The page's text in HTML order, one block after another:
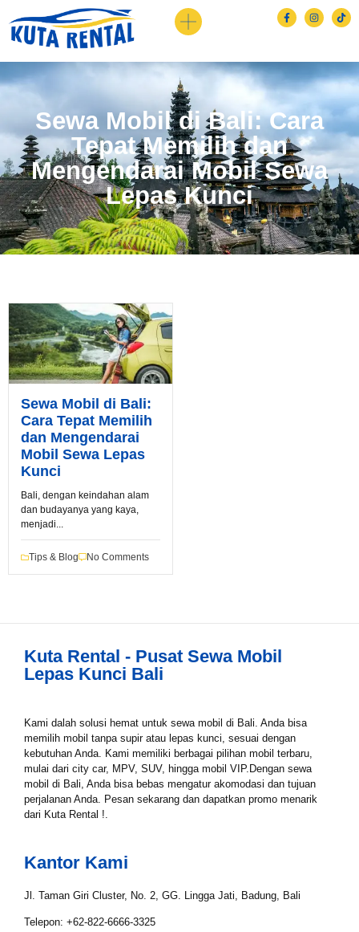
Sewa Mobil di Bali: Cara
Tepat Memilih dan
Mengendarai Mobil Sewa
Lepas Kunci
Sewa Mobil di Bali:
Cara Tepat Memilih
dan Mengendarai
Mobil Sewa Lepas
Kunci
Bali, dengan keindahan alam
dan budayanya yang kaya,
menjadi...
Tips & Blog No Comments
Kuta Rental - Pusat Sewa Mobil
Lepas Kunci Bali
Kami dalah solusi hemat untuk sewa mobil di Bali. Anda bisa
memilih mobil tanpa supir atau lepas kunci, sesuai dengan
kebutuhan Anda. Kami memiliki berbagai pilihan mobil terbaru,
mulai dari city car, MPV, SUV, hingga mobil VIP.Dengan sewa
mobil di Bali, Anda bisa bebas mengatur akomodasi dan tujuan
perjalanan Anda. Pesan sekarang dan dapatkan promo menarik
dari Kuta Rental !.
Book via WhatsApp
Pilih Mobil*
Nama*
Tgl Mulai*
Tgl Selesai*
Email*
Kantor Kami
Jl. Taman Giri Cluster, No. 2, GG. Lingga Jati, Badung, Bali
Telepon: +62-822-6666-3325